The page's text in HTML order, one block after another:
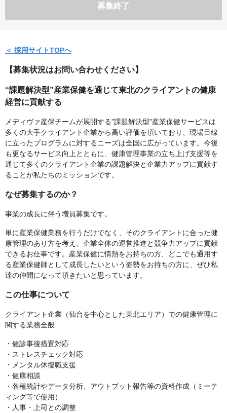
募集終了
＜ 採用サイトTOPへ
【募集状況はお問い合わせください】
“課題解決型”産業保健を通じて東北のクライアントの健康
経営に貢献する
メディヴァ産保チームが展開する”課題解決型”産業保健サービスは
多くの大手クライアント企業から高い評価を頂いており、現場目線
に立ったプログラムに対するニーズは全国に広がっています。今後
も更なるサービス向上とともに、健康管理事業の立ち上げ支援等を
通じて多くのクライアント企業の課題解決と企業力アップに貢献す
ることが私たちのミッションです。
なぜ募集するのか？
事業の成長に伴う増員募集です。
単に産業保健業務を行うだけでなく、そのクライアントに合った健
康管理のあり方を考え、企業全体の運営推進と競争力アップに貢献
できるお仕事です。産業保健に情熱をお持ちの方、どこでも通用す
る産業保健師として成長したいという姿勢をお持ちの方に、ぜひ私
達の仲間になって頂きたいと思っています。
この仕事について
クライアント企業（仙台を中心とした東北エリア）での健康管理に
関する業務全般
・健診事後措置対応
・ストレスチェック対応
・メンタル休復職支援
・健康相談
・各種統計やデータ分析、アウトプット報告等の資料作成（ミーテ
ィング等で使用）
・人事・上司との調整